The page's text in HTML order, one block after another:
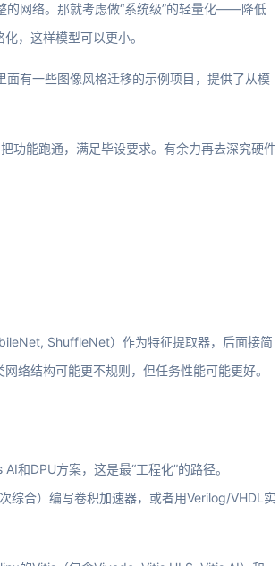
的网络。那就考虑做“系统级”的轻量化——降低
，这样模型可以更小。
面有一些图像风格迁移的示例项目，提供了从模
功能跑通，满足毕设要求。有余力再去深究硬件
ShuffleNet）作为特征提取器，后面接简
络结构可能更不规则，但任务性能可能更好。
和DPU方案，这是最“工程化”的路径。
综合）编写卷积加速器，或者用Verilog/VHDL实